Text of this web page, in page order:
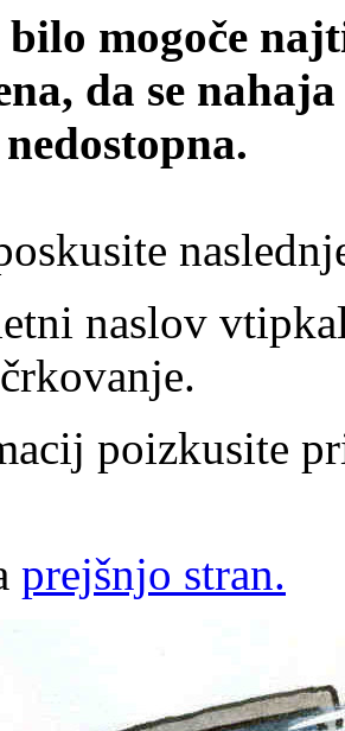
mogoče
da se
naslov
poizkusite
prejšnjo stran.